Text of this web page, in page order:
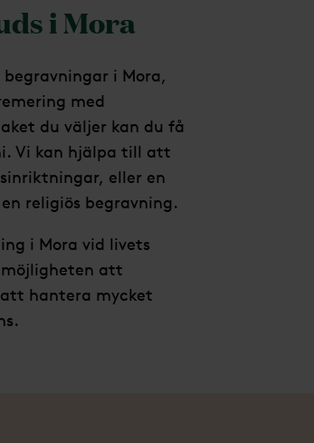
i Mora
i Mora,
med
du väljer kan du få
Vi kan hjälpa till att
eller en
religiös begravning.
i Mora vid livets
att
hantera mycket